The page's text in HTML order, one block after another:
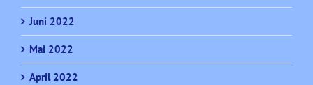
Juni 2022
Mai 2022
April 2022